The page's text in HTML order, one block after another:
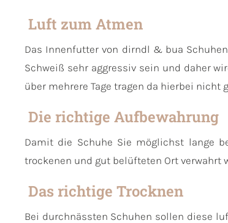
Luft zum Atmen
Das Innenfutter von dirndl & bua
Schweiß sehr aggressiv sein und daher
über mehrere Tage tragen da hierbei nicht
Die richtige Aufbewahrung
Damit die Schuhe Sie möglichst lange
trockenen und gut belüfteten Ort verwahrt
Das richtige Trocknen
Bei durchnässten Schuhen sollen diese